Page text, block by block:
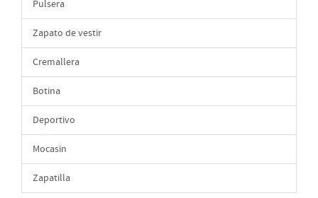
Pulsera
Zapato de vestir
Cremallera
Botina
Deportivo
Mocasin
Zapatilla